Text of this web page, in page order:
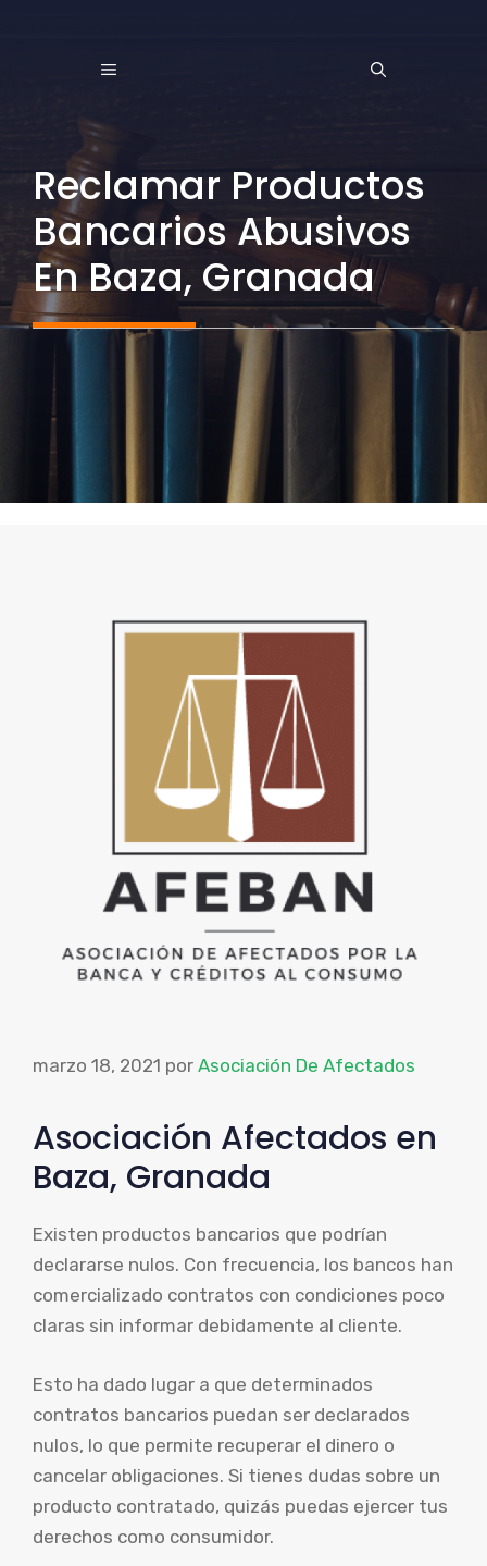
MENÚ
Reclamar Productos
Bancarios Abusivos
En Baza, Granada
marzo 18, 2021 por Asociación De Afectados
Asociación Afectados en
Baza, Granada
Existen productos bancarios que podrían
declararse nulos. Con frecuencia, los bancos han
comercializado contratos con condiciones poco
claras sin informar debidamente al cliente.
Esto ha dado lugar a que determinados
contratos bancarios puedan ser declarados
nulos, lo que permite recuperar el dinero o
cancelar obligaciones. Si tienes dudas sobre un
producto contratado, quizás puedas ejercer tus
derechos como consumidor.